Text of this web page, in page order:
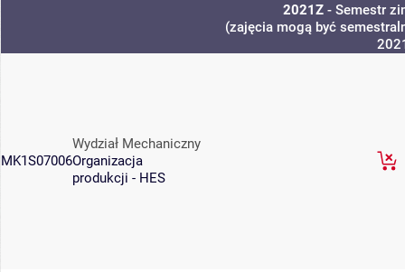
2021Z - Semestr
(zajęcia mogą być
MK1S07006
Wydział Mechaniczny
Organizacja
produkcji - HES